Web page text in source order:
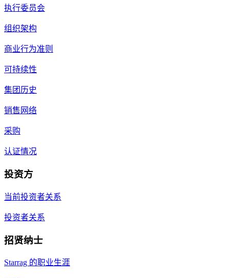
执行委员会
组织架构
商业行为准则
可持续性
集团历史
销售网络
采购
认证情况
投资方
当前投资者关系
投资者关系
招贤纳士
Starrag 的职业生涯